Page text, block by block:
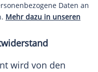
Daten an
Mehr dazu in unseren
wird von den